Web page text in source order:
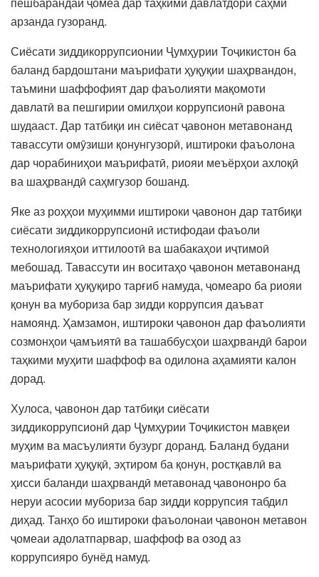
арзанда гузоранд.
Сиёсати зиддикоррупсионии Ҷумҳурии Тоҷикистон ба
баланд бардоштани маърифати ҳуқуқии шаҳрвандон,
таъмини шаффофият дар фаъолияти мақомоти
давлатӣ ва пешгирии омилҳои коррупсионӣ равона
шудааст. Дар татбиқи ин сиёсат ҷавонон метавонанд
тавассути омӯзиши қонунгузорӣ, иштироки фаъолона
дар чорабиниҳои маърифатӣ, риояи меъёрҳои ахлоқӣ
ва шаҳрвандӣ саҳмгузор бошанд.
Яке аз роҳҳои муҳимми иштироки ҷавонон дар татбиқи
сиёсати зиддикоррупсионӣ истифодаи фаъоли
технологияҳои иттилоотӣ ва шабакаҳои иҷтимоӣ
мебошад. Тавассути ин воситаҳо ҷавонон метавонанд
маърифати ҳуқуқиро тарғиб намуда, ҷомеаро ба риояи
қонун ва мубориза бар зидди коррупсия даъват
намоянд. Ҳамзамон, иштироки ҷавонон дар фаъолияти
созмонҳои ҷамъиятӣ ва ташаббусҳои шаҳрвандӣ барои
таҳкими муҳити шаффоф ва одилона аҳамияти калон
дорад.
Хулоса, ҷавонон дар татбиқи сиёсати
зиддикоррупсионӣ дар Ҷумҳурии Тоҷикистон мавқеи
муҳим ва масъулияти бузург доранд. Баланд будани
маърифати ҳуқуқӣ, эҳтиром ба қонун, ростқавлӣ ва
ҳисси баланди шаҳрвандӣ метавонад ҷавононро ба
неруи асосии мубориза бар зидди коррупсия табдил
диҳад. Танҳо бо иштироки фаъолонаи ҷавонон метавон
ҷомеаи адолатпарвар, шаффоф ва озод аз
коррупсияро бунёд намуд.